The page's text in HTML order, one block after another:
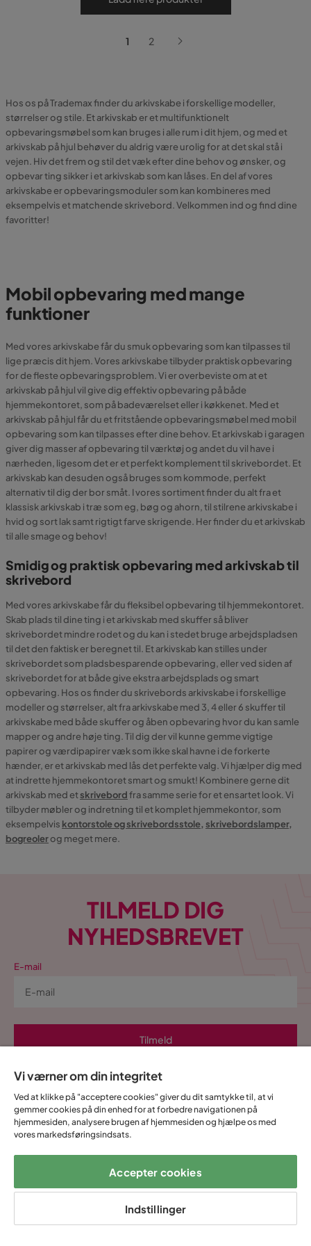
1 2
Hos os på Trademax finder du arkivskabe i forskellige modeller,
størrelser og stile. Et arkivskab er et multifunktionelt
opbevaringsmøbel som kan bruges i alle rum i dit hjem, og med et
arkivskab på hjul behøver du aldrig være urolig for at det skal stå i
vejen. Hiv det frem og stil det væk efter dine behov og ønsker, og
opbevar ting sikker i et arkivskab som kan låses. En del af vores
arkivskabe er opbevaringsmoduler som kan kombineres med
eksempelvis et matchende skrivebord. Velkommen ind og find dine
favoritter!
Mobil opbevaring med mange
funktioner
Med vores arkivskabe får du smuk opbevaring som kan tilpasses til
lige præcis dit hjem. Vores arkivskabe tilbyder praktisk opbevaring
for de fleste opbevaringsproblem. Vi er overbeviste om at et
arkivskab på hjul vil give dig effektiv opbevaring på både
hjemmekontoret, som på badeværelset eller i køkkenet. Med et
arkivskab på hjul får du et fritstående opbevaringsmøbel med mobil
opbevaring som kan tilpasses efter dine behov. Et arkivskab i garagen
giver dig masser af opbevaring til værktøj og andet du vil have i
nærheden, ligesom det er et perfekt komplement til skrivebordet. Et
arkivskab kan desuden også bruges som kommode, perfekt
alternativ til dig der bor småt. I vores sortiment finder du alt fra et
klassisk arkivskab i træ som eg, bøg og ahorn, til stilrene arkivskabe i
hvid og sort lak samt rigtigt farve skrigende. Her finder du et arkivskab
til alle smage og behov!
Smidig og praktisk opbevaring med arkivskab til
skrivebord
Med vores arkivskabe får du fleksibel opbevaring til hjemmekontoret.
Skab plads til dine ting i et arkivskab med skuffer så bliver
skrivebordet mindre rodet og du kan i stedet bruge arbejdspladsen
til det den faktisk er beregnet til. Et arkivskab kan stilles under
skrivebordet som pladsbesparende opbevaring, eller ved siden af
skrivebordet for at både give ekstra arbejdsplads og smart
opbevaring. Hos os finder du skrivebords arkivskabe i forskellige
modeller og størrelser, alt fra arkivskabe med 3, 4 eller 6 skuffer til
arkivskabe med både skuffer og åben opbevaring hvor du kan samle
mapper og andre høje ting. Til dig der vil kunne gemme vigtige
papirer og værdipapirer væk som ikke skal havne i de forkerte
hænder, er et arkivskab med lås det perfekte valg. Vi hjælper dig med
at indrette hjemmekontoret smart og smukt! Kombinere gerne dit
arkivskab med etskrivebordfra samme serie for et ensartet look. Vi
tilbyder møbler og indretning til et komplet hjemmekontor, som
eksempelvis kontorstole og skrivebordsstole, skrivebordslamper,
bogreolerog meget mere.
TILMELD DIG
NYHEDSBREVET
E-mail
Tilmeld
Ved at indtaste min e-mailadresse bekræfter jeg, at jeg gerne vil
mine personlige oplysninger, for at kunne sende
markedsføringsmateriale tilpasset mig, i henhold til Trademax
Persondatapolitik.
Ja, tak! Jeg vil også gerne oprette en konto til
Alt dette og meget mere:
Alle dine køb samlet ét sted
•Personlige tilbud
Vi værner om din integritet
Ved at klikke på "acceptere cookies" giver du dit samtykke til, at vi
gemmer cookies på din enhed for at forbedre navigationen på
hjemmesiden, analysere brugen af hjemmesiden og hjælpe os med
vores markedsføringsindsats.
Accepter cookies
Indstillinger